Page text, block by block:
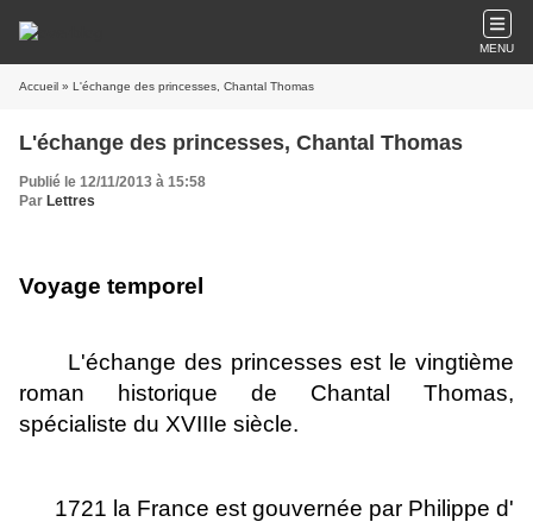
MENU
Accueil » L'échange des princesses, Chantal Thomas
L'échange des princesses, Chantal Thomas
Publié le 12/11/2013 à 15:58
Par Lettres
Voyage temporel
L'échange des princesses est le vingtième
roman historique de Chantal Thomas,
spécialiste du XVIIIe siècle.
1721 la France est gouvernée par Philippe d'